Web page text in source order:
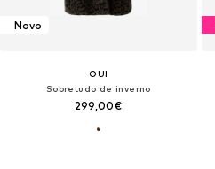
Novo
OUI
Sobretudo de inverno
299,00€